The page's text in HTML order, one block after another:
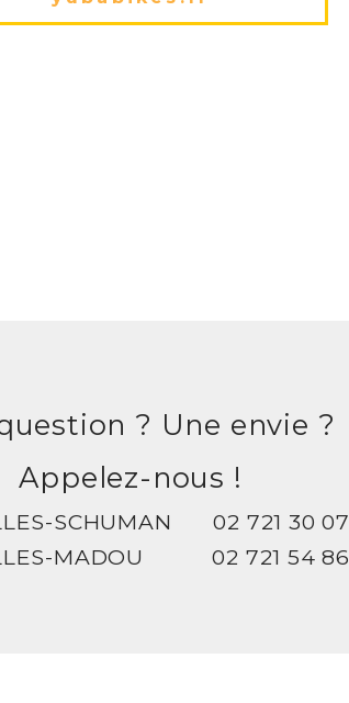
? Une envie ?
Appelez-nous !
SCHUMAN
02 721 30 07
MADOU
02 721 54 86